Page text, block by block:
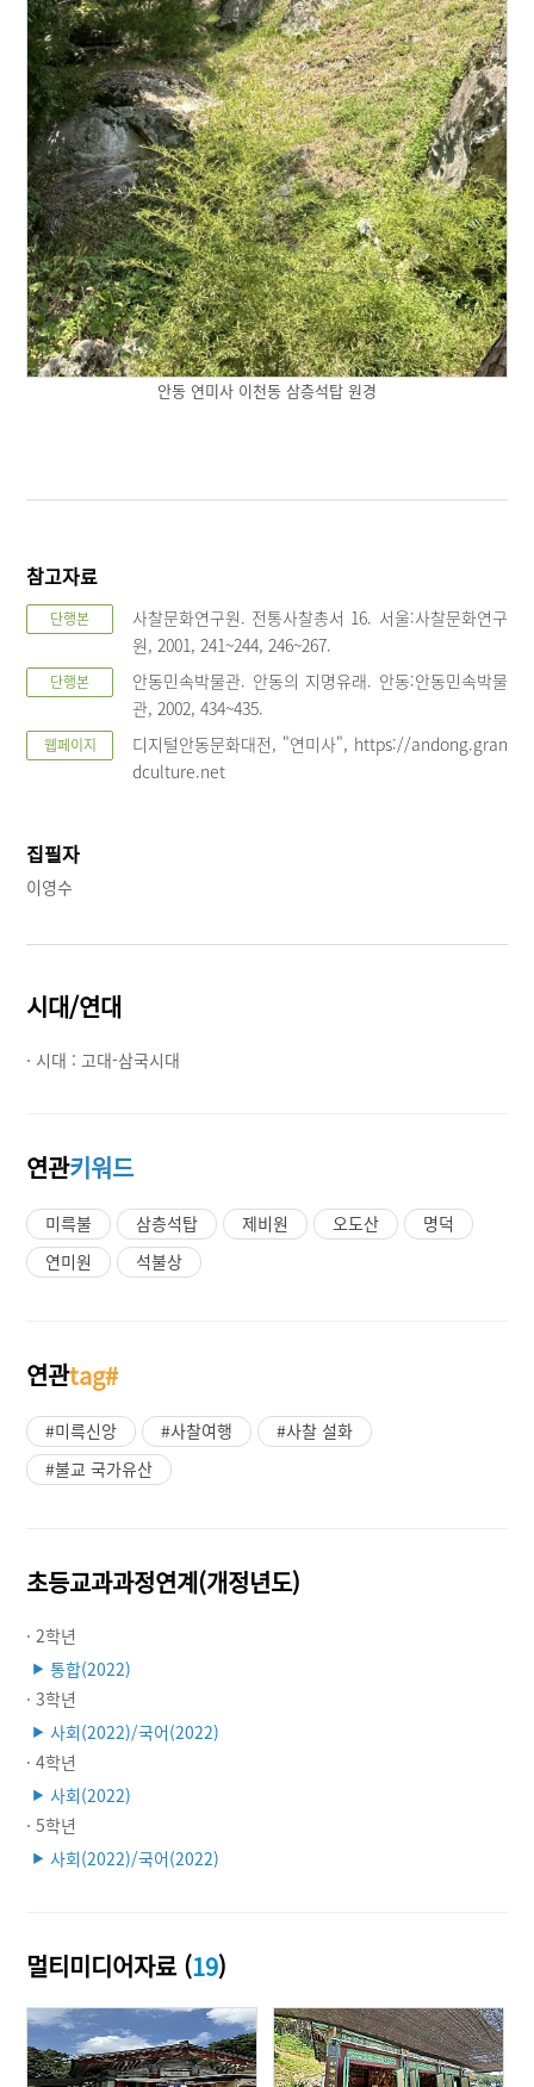
안동 연미사 이천동 삼층석탑 원경
참고자료
단행본
사찰문화연구원. 전통사찰총서 16. 서울:사찰문화연구
원, 2001, 241~244, 246~267.
단행본
안동민속박물관. 안동의 지명유래. 안동:안동민속박물
관, 2002, 434~435.
웹페이지
디지털안동문화대전, "연미사", https://andong.gran
dculture.net
집필자
이영수
시대/연대
· 시대 : 고대-삼국시대
연관키워드
미륵불 삼층석탑 제비원 오도산
명덕
연미원
석불상
연관tag#
#미륵신앙 #사찰여행
#사찰 설화
#불교 국가유산
초등교과과정연계(개정년도)
· 2학년
▶ 통합(2022)
· 3학년
▶ 사회(2022)/국어(2022)
· 4학년
▶ 사회(2022)
· 5학년
▶ 사회(2022)/국어(2022)
멀티미디어자료 (19)